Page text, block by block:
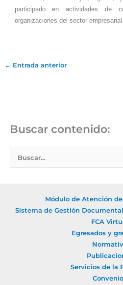
participado en actividades de
organizaciones del sector
← Entrada anterior
Buscar contenido:
Módulo de Atención
Sistema de Gestión
FCA
Egresados y
Servicios de la